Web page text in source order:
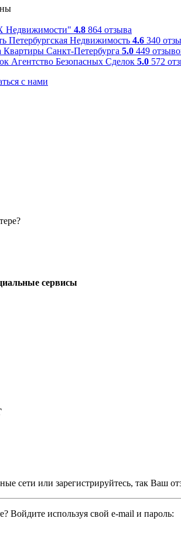
Недвижимости" 4.8 864 отзыва
Петербургская Недвижимость 4.6 340
Квартиры Санкт-Петербурга 5.0 449
Агентство Безопасных Сделок 5.0 572
с нами
сервисы
сети или зарегистрируйтесь, так Ваш
Войдите используя свой e-mail и пароль: